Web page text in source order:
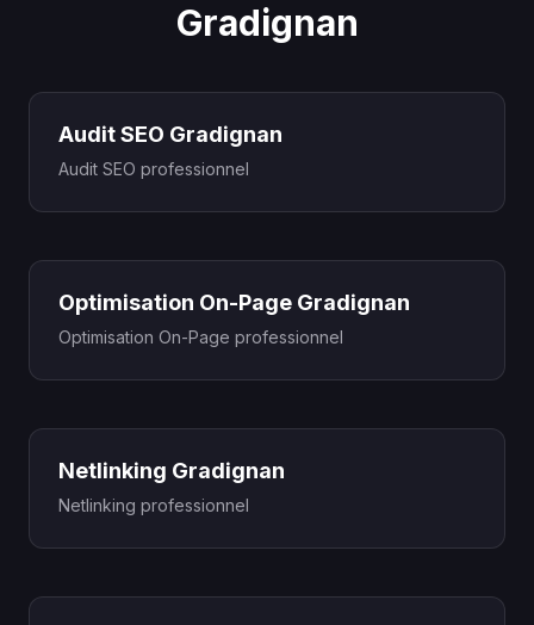
Gradignan
Audit SEO Gradignan
Audit SEO professionnel
Optimisation On-Page Gradignan
Optimisation On-Page professionnel
Netlinking Gradignan
Netlinking professionnel